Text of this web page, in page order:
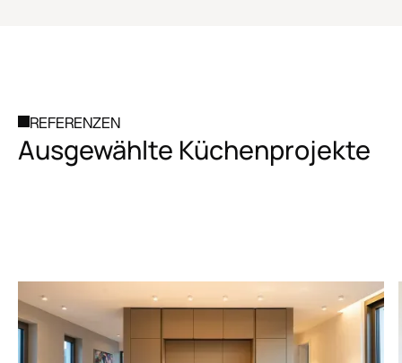
REFERENZEN
Ausgewählte Küchenprojekte